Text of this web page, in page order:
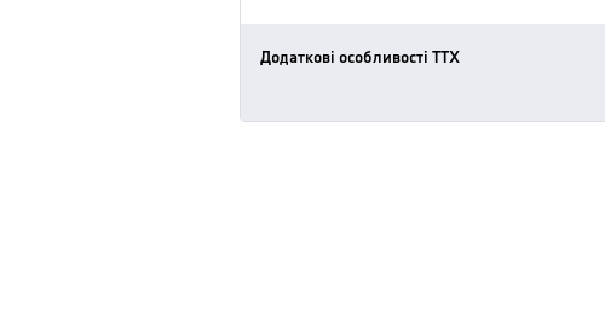
Додаткові особливості ТТХ